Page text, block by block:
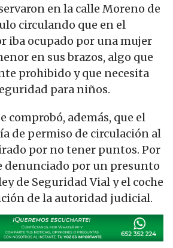
en la calle Moreno de
circulando que en el
iba ocupado por una mujer
en sus brazos, algo que
prohibido y que necesita
para niños.
comprobó, además, que el
de permiso de circulación al
por no tener puntos. Por
denunciado por un presunto
de Seguridad Vial y el coche
de la autoridad judicial.